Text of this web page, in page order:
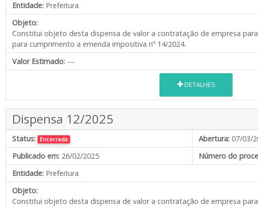
Entidade: Prefeitura
Objeto:
Constitui objeto desta dispensa de valor a contratação de empresa
para cumprimento a emenda impositiva nº 14/2024.
Valor Estimado: ---
DETALHES
Dispensa 12/2025
Status: Encerrada Abertura: 07/03/
Publicado em: 26/02/2025
Número do
Entidade: Prefeitura
Objeto:
Constitui objeto desta dispensa de valor a contratação de empresa